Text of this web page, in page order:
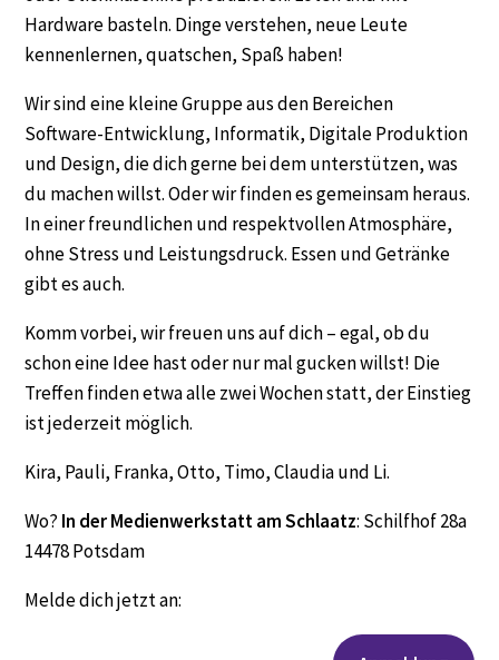
Hardware basteln. Dinge verstehen, neue Leute
kennenlernen, quatschen, Spaß haben!
Wir sind eine kleine Gruppe aus den Bereichen
Software-Entwicklung, Informatik, Digitale Produktion
und Design, die dich gerne bei dem unterstützen, was
du machen willst. Oder wir finden es gemeinsam heraus.
In einer freundlichen und respektvollen Atmosphäre,
ohne Stress und Leistungsdruck. Essen und Getränke
gibt es auch.
Komm vorbei, wir freuen uns auf dich – egal, ob du
schon eine Idee hast oder nur mal gucken willst! Die
Treffen finden etwa alle zwei Wochen statt, der Einstieg
ist jederzeit möglich.
Kira, Pauli, Franka, Otto, Timo, Claudia und Li.
Wo? In der Medienwerkstatt am Schlaatz: Schilfhof 28a
14478 Potsdam
Melde dich jetzt an: